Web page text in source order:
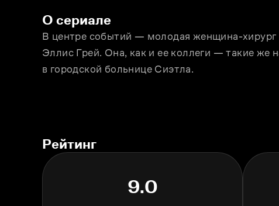
О сериале
В центре событий — молодая женщина-хирург
Эллис Грей. Она, как и еe коллеги — такие же
в городской больнице Сиэтла.
Рейтинг
9.0